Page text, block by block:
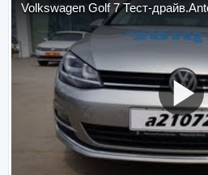
Volkswagen Golf 7 Тест-